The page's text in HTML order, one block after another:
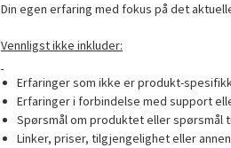
Din egen erfaring med fokus på det
Vennligst ikke inkluder:
Erfaringer som ikke er produkt-
Erfaringer i forbindelse med support
Spørsmål om produktet eller spørsmål
Linker, priser, tilgjengelighet eller